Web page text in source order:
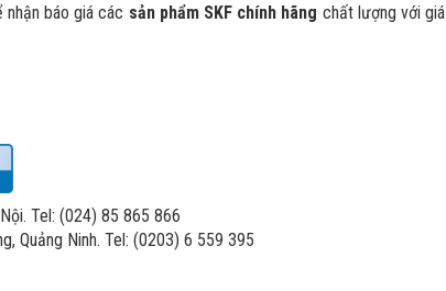
báo giá các sản phẩm SKF chính hãng chất lượng với giá
Tel: (024) 85 865 866
Quảng Ninh. Tel: (0203) 6 559 395